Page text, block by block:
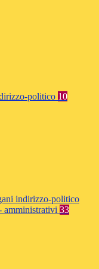
politico 10
indirizzo-politico
amministrativi 33